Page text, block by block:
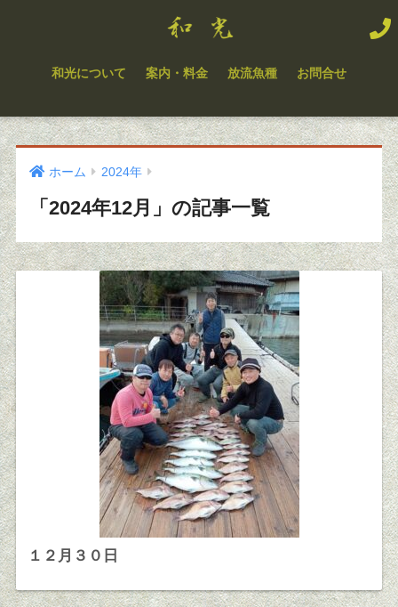
和光について 案内・料金 放流魚種 お問合せ
ホーム 2024年
「2024年12月」の記事一覧
１２月３０日